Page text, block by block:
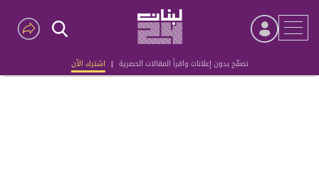
تصفّح بدون إعلانات واقرأ المقالات الحصرية | اشترك الآن
Advertisement